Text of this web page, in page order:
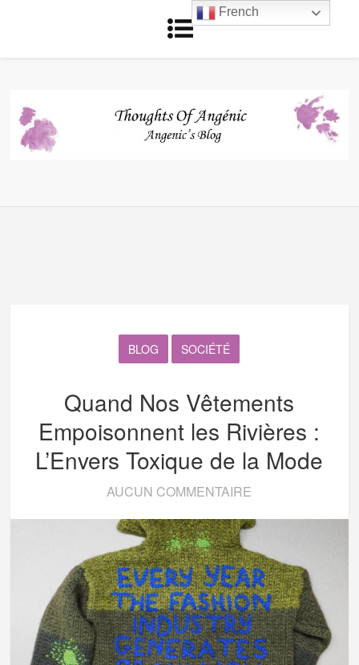
BLOG SOCIÉTÉ
Quand Nos Vêtements
Empoisonnent les Rivières :
L’Envers Toxique de la Mode
AUCUN COMMENTAIRE
French